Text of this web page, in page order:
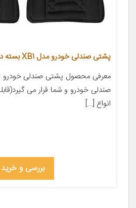
پشتی صندلی خودرو مدل XB1 بسته دو عددی
معرفی محصول پشتی صندلی خودرو
صندلی خودرو و شما قرار می
انواع […]
بررسی و خرید